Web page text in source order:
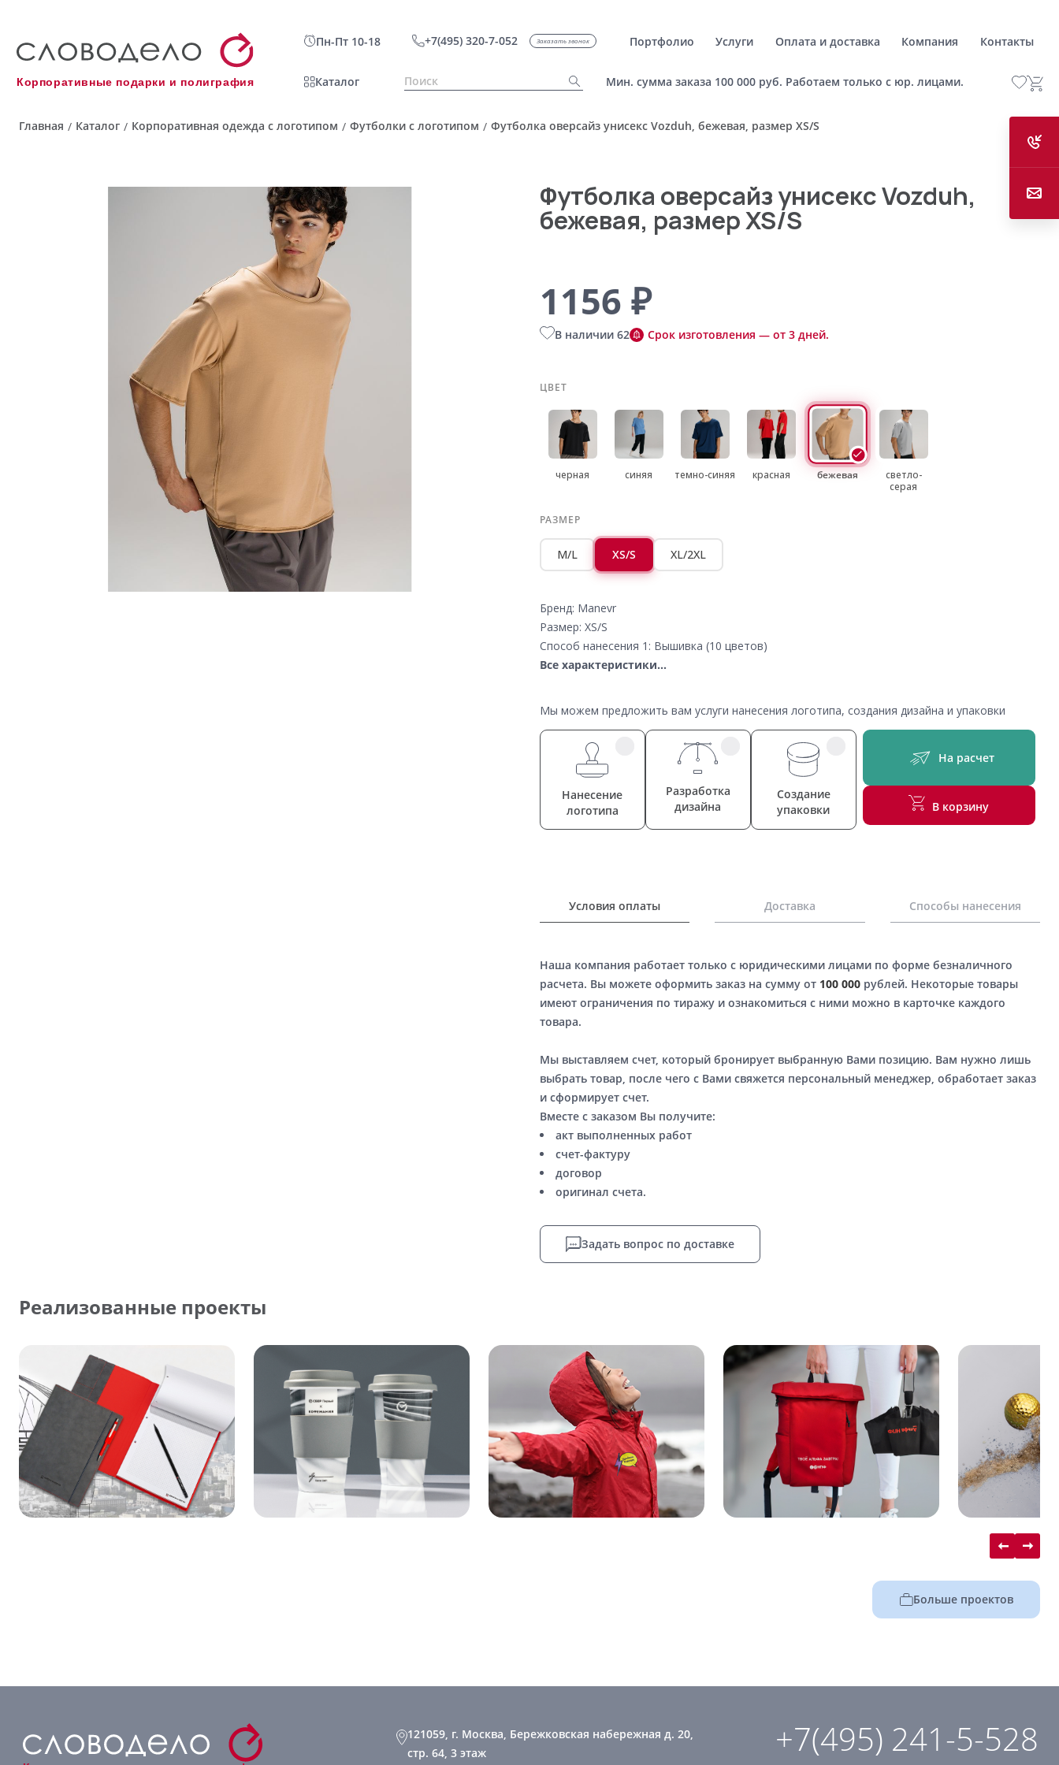
Корпоративные подарки и полиграфия
Пн-Пт 10-18 +7(495) 320-7-052 Заказать звонок Портфолио Услуги Оплата и доставка Компания Контакты
Каталог Мин. сумма заказа 100 000 руб. Работаем только с юр. лицами.
Главная / Каталог / Корпоративная одежда с логотипом / Футболки с логотипом / Футболка оверсайз унисекс Vozduh, бежевая, размер XS/S
Футболка оверсайз унисекс Vozduh,
бежевая, размер XS/S
1156 ₽
В наличии 62 Срок изготовления — от 3 дней.
ЦВЕТ
черная синяя темно-синяя красная бежевая
светло-
серая
РАЗМЕР
M/L XS/S XL/2XL
Бренд: Manevr
Размер: XS/S
Способ нанесения 1: Вышивка (10 цветов)
Все характеристики...
Мы можем предложить вам услуги нанесения логотипа, создания дизайна и упаковки
Нанесение
логотипа
Разработка
дизайна
Создание
упаковки
На расчет
В корзину
Условия оплаты Доставка Способы нанесения
Наша компания работает только с юридическими лицами по форме безналичного
расчета. Вы можете оформить заказ на сумму от 100 000рублей. Некоторые товары
имеют ограничения по тиражу и ознакомиться с ними можно в карточке каждого
товара.
Мы выставляем счет, который бронирует выбранную Вами позицию. Вам нужно лишь
выбрать товар, после чего с Вами свяжется персональный менеджер, обработает заказ
и сформирует счет.
Вместе с заказом Вы получите:
акт выполненных работ
счет-фактуру
договор
оригинал счета.
Задать вопрос по доставке
Реализованные проекты
Больше проектов
121059, г. Москва, Бережковская набережная д. 20,
стр. 64, 3 этаж
+7(495) 241-5-528